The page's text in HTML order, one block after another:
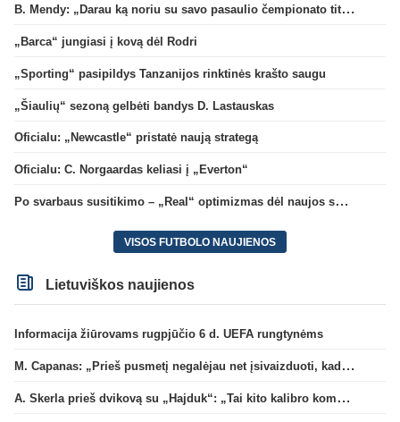
B. Mendy: „Darau ką noriu su savo pasaulio čempionato titulu“
„Barca“ jungiasi į kovą dėl Rodri
„Sporting“ pasipildys Tanzanijos rinktinės krašto saugu
„Šiaulių“ sezoną gelbėti bandys D. Lastauskas
Oficialu: „Newcastle“ pristatė naują strategą
Oficialu: C. Norgaardas keliasi į „Everton“
Po svarbaus susitikimo – „Real“ optimizmas dėl naujos sutarties su Viniciumi
VISOS FUTBOLO NAUJIENOS
Lietuviškos naujienos
Informacija žiūrovams rugpjūčio 6 d. UEFA rungtynėms
M. Capanas: „Prieš pusmetį negalėjau net įsivaizduoti, kad žaisime prieš „Hajduk“
A. Skerla prieš dvikovą su „Hajduk“: „Tai kito kalibro komanda“